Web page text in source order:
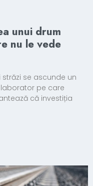
unui drum
nu le vede
se ascunde un
pe care
că investiția